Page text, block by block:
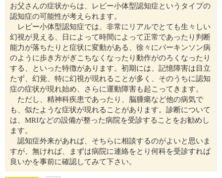
お父さんの症状からは、レビー小体型認知症というタイプの
認知症の可能性が考えられます。
レビー小体型認知症では、非常にリアルでとても生々しい
幻視が見える、日によって時間によって正常であったり判断
能力が落ちたりと症状に変動がある、徐々にパーキンソン病
のように歩き方がぎこちなくなったり動作がのろくなったり
する、といった特徴があります。初期には、記憶障害は目立
たず、幻覚、特に幻視が現れることが多く、そのうちに認知
症の症状が現れ始め、さらに運動障害も起こってきます。
ただし、精神科疾患であったり、脳腫瘍など他の病気で
も、似たような症状が現れることがあります。診断について
は、MRIなどの設備が整った病院を受診することをお勧めし
ます。
認知症外来があれば、そちらに相談するのがよいと思いま
すが、無ければ、まずは病院に連絡をとり何科を受診すれば
良いかを事前に確認してみて下さい。